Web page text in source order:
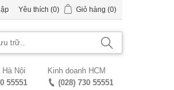
Yêu thích (0) Giỏ hàng (0)
Hà Nội
55551
Kinh doanh HCM
(028) 730 55551